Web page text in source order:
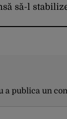
să-l
a publica un